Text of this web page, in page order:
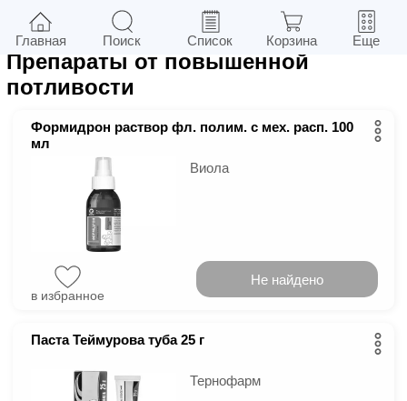
Фильтры в г.Киев
Препараты от повышенной
потливости
Формидрон раствор фл. полим. с мех. расп. 100
мл
Виола
в избранное
Не найдено
Паста Теймурова туба 25 г
Тернофарм
Главная Поиск Список Корзина Еще